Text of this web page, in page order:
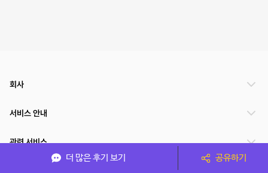
더 많은 후기 보기 공유하기
회사
서비스 안내
관련 서비스